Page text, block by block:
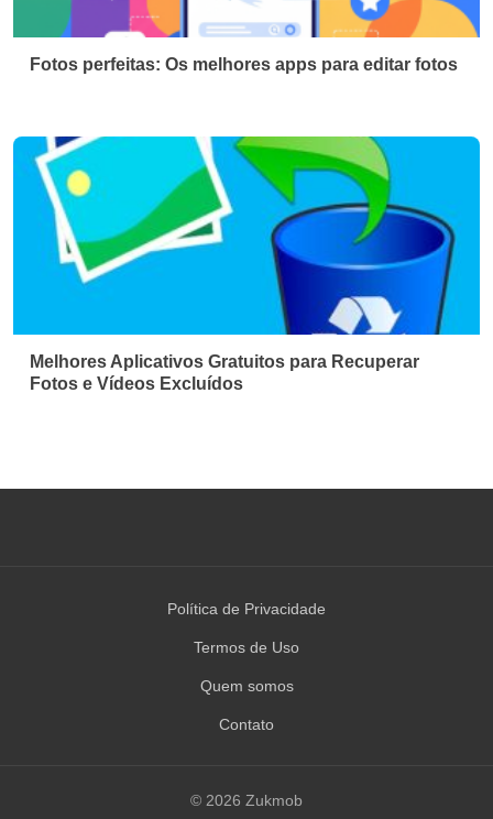
Fotos perfeitas: Os melhores apps para editar fotos
Melhores Aplicativos Gratuitos para Recuperar
Fotos e Vídeos Excluídos
Política de Privacidade
Termos de Uso
Quem somos
Contato
© 2026 Zukmob